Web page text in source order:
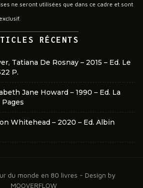
ne seront utilisées que dans ce cadre et sont
RÉCENTS
Tatiana De Rosnay – 2015 – Ed. Le
P.
Jane Howard – 1990 – Ed. La
Pages
Whitehead – 2020 – Ed. Albin
du monde en 80 livres - Design by
MOOVERFLOW